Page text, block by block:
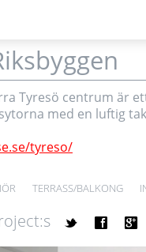
Tyresö centrum är
med en luftig
tyreso/
TERRASS/BALKONG
t f g